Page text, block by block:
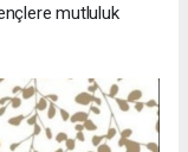
mutluluk